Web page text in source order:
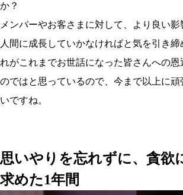
か？
メンバーやお客さまに対して、より良い影
人間に成長していかなければと気を引き締
れがこれまでお世話になった皆さんへの恩
のではと思っているので、今まで以上に頑
いですね。
思いやりを忘れずに、貪欲
求めた1年間